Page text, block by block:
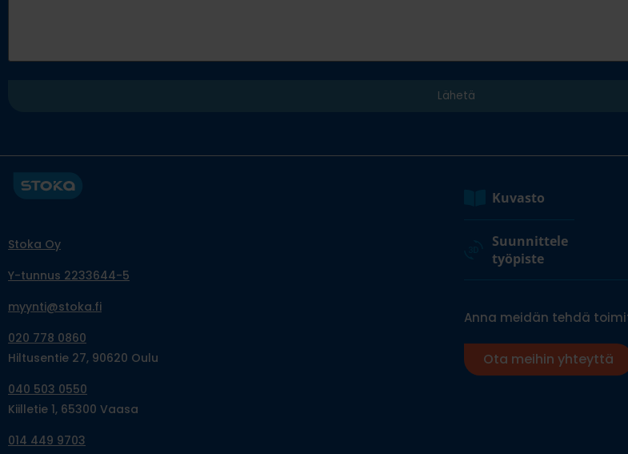
Stoka Oy
Y-tunnus 2233644-5
myynti@stoka.fi
020 778 0860
Hiltusentie 27, 90620 Oulu
040 503 0550
Kiilletie 1, 65300 Vaasa
014 449 9703
Kuvasto
Suunnittele
työpiste
Anna meidän tehdä
Ota meihin yhteyttä